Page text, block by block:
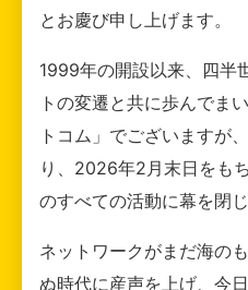
とお慶び申し上げます。
1999年の開設以来、四半
トの変遷と共に歩んでま
トコム」でございますが
り、2026年2月末日をも
のすべての活動に幕を閉
ネットワークがまだ海の
ぬ時代に産声を上げ、今